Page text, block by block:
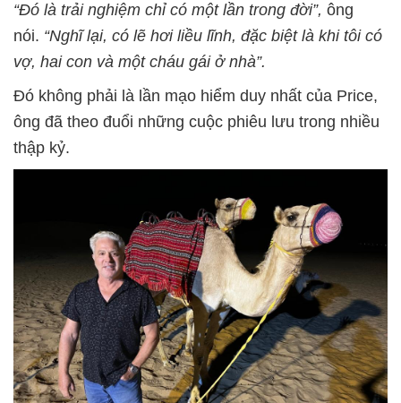
“Đó là trải nghiệm chỉ có một lần trong đời”, ông
nói. “Nghĩ lại, có lẽ hơi liều lĩnh, đặc biệt là khi tôi có
vợ, hai con và một cháu gái ở nhà”.
Đó không phải là lần mạo hiểm duy nhất của Price,
ông đã theo đuổi những cuộc phiêu lưu trong nhiều
thập kỷ.